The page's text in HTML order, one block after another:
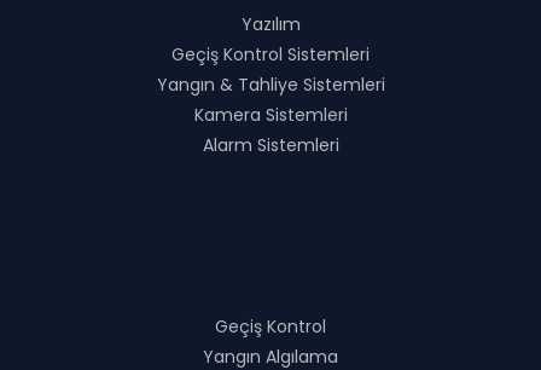
Yazılım
Geçiş Kontrol Sistemleri
Yangın & Tahliye Sistemleri
Kamera Sistemleri
Alarm Sistemleri
Geçiş Kontrol
Yangın Algılama